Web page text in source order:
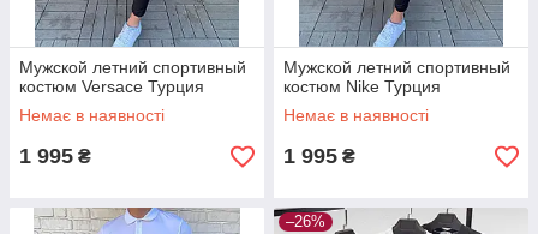
Мужской летний спортивный
костюм Versace Турция
Немає в наявності
1 995 ₴
Мужской летний спортивный
костюм Nike Турция
Немає в наявності
1 995 ₴
–26%